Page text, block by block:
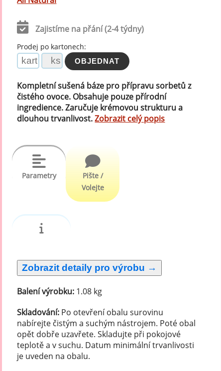
Zajistíme na přání (2-4 týdny)
Prodej po kartonech:
Kompletní sušená báze pro přípravu sorbetů z
čistého ovoce. Obsahuje pouze přírodní
ingredience. Zaručuje krémovou strukturu a
dlouhou trvanlivost.Zobrazit celý popis
Parametry
Pište /
Volejte
Balení výrobku: 1.08 kg
Skladování: Po otevření obalu surovinu
nabírejte čistým a suchým nástrojem. Poté obal
opět dobře uzavřete. Skladujte při pokojové
teplotě a v suchu. Datum minimální trvanlivosti
je uveden na obalu.